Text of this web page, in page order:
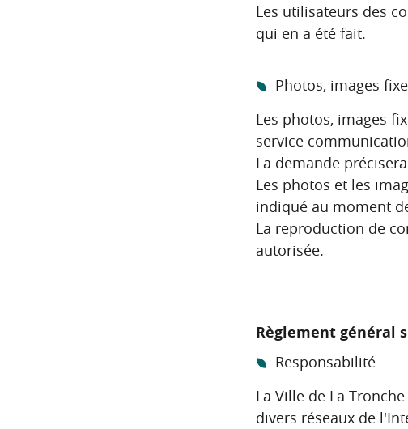
Les utilisateurs des
qui en a été fait.
Photos, images
Les photos, images
service
La demande
Les photos et les
indiqué au moment
La reproduction de
autorisée.
Règlement général
Responsabilité
La Ville de La
divers réseaux de